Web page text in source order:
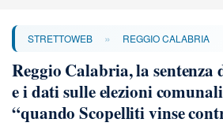
STRETTOWEB » REGGIO CALABRIA
Reggio Calabria, la sentenza
e i dati sulle elezioni
“quando Scopelliti vinse